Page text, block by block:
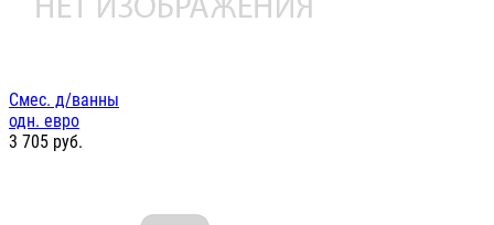
Смес. д/ванны
одн. евро
3 705 руб.